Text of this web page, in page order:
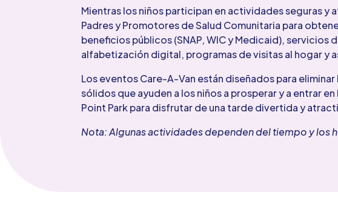
Mientras los niños participan en actividades seguras
Padres y Promotores de Salud Comunitaria para
beneficios públicos (SNAP, WIC y Medicaid),
alfabetización digital, programas de visitas al hogar y
Los eventos Care-A-Van están diseñados para
sólidos que ayuden a los niños a prosperar y a entrar
Point Park para disfrutar de una tarde divertida y
Nota: Algunas actividades dependen del tiempo y los